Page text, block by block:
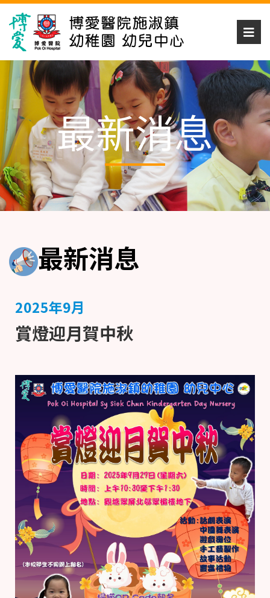
最新消息
最新消息
2025年9月
賞燈迎月賀中秋